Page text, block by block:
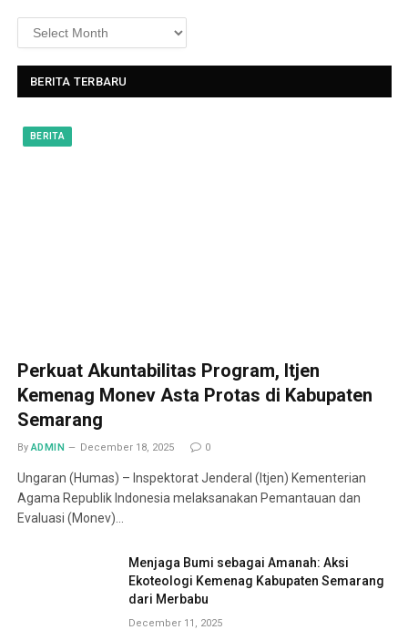
BERITA TERBARU
BERITA
Perkuat Akuntabilitas Program, Itjen
Kemenag Monev Asta Protas di Kabupaten
Semarang
By ADMIN December 18, 2025 0
Ungaran (Humas) – Inspektorat Jenderal (Itjen) Kementerian
Agama Republik Indonesia melaksanakan Pemantauan dan
Evaluasi (Monev)…
Menjaga Bumi sebagai Amanah: Aksi
Ekoteologi Kemenag Kabupaten Semarang
dari Merbabu
December 11, 2025